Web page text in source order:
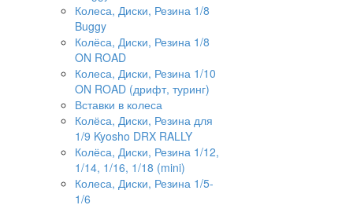
Колеса, Диски, Резина 1/8
Buggy
Колёса, Диски, Резина 1/8
ON ROAD
Колеса, Диски, Резина 1/10
ON ROAD (дрифт, туринг)
Вставки в колеса
Колёса, Диски, Резина для
1/9 Kyosho DRX RALLY
Колёса, Диски, Резина 1/12,
1/14, 1/16, 1/18 (mini)
Колеса, Диски, Резина 1/5-
1/6